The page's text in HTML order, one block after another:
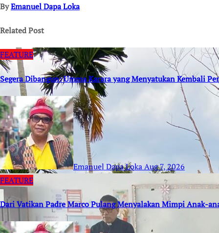
ByEmanuel Dapa Loka
Related Post
FEATURE
Segera Dibangun: Umma Karara yang Menyatukan Kembali
Emanuel Dapa LokaAug 7, 2026
FEATURE
Dari Vatikan Padre Marco Pulang Menyalakan Mimpi Anak-